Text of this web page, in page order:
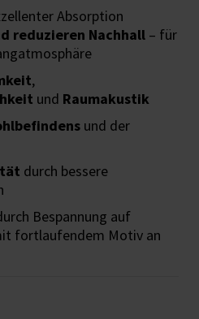
Absorption
reduzieren Nachhall – für
,
und Raumakustik
und der
durch bessere
Bespannung auf
fortlaufendem Motiv an